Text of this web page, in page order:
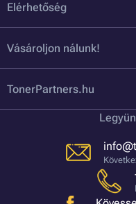
Elérhetőség
Vásároljon nálunk!
TonerPartners.hu